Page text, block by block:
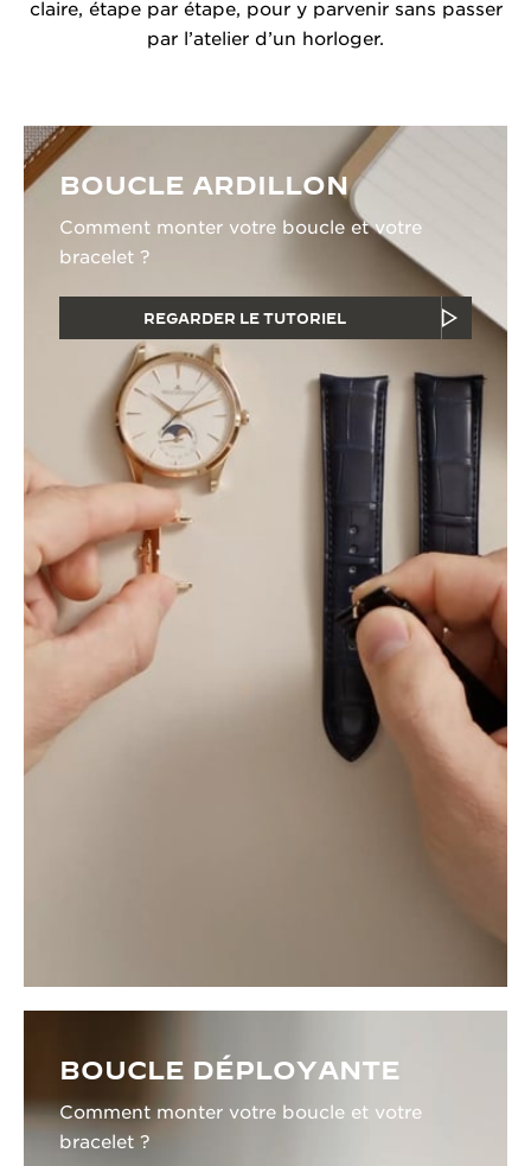
claire, étape par étape, pour y parvenir sans passer
par l’atelier d’un horloger.
BOUCLE ARDILLON
Comment monter votre boucle et votre
bracelet ?
REGARDER LE TUTORIEL
BOUCLE DÉPLOYANTE
Comment monter votre boucle et votre
bracelet ?